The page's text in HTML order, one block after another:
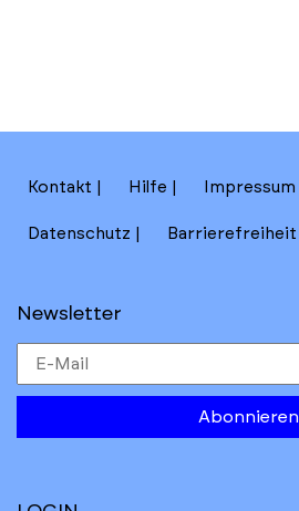
Kontakt Hilfe Impressum
Datenschutz Barrierefreiheit
Newsletter
Abonnieren